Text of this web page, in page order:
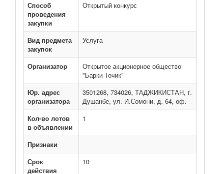
Способ
проведения
закупки
Открытый конкурс
Вид предмета
закупок
Услуга
Организатор
Открытое акционерное общество
"Барки Точик"
Юр. адрес
организатора
3501268, 734026, ТАДЖИКИСТАН, г.
Душанбе, ул. И.Сомони, д. 64, оф.
Кол-во лотов
в объявлении
1
Признаки
Срок
действия
10